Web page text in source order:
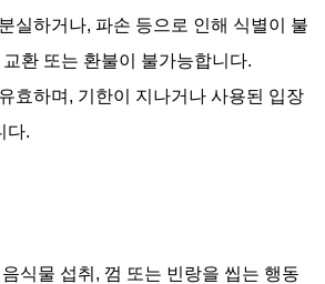
실하거나, 파손 등으로 인해 식별이 불
환 또는 환불이 불가능합니다.
효하며, 기한이 지나거나 사용된 입장
다.
식물 섭취, 껌 또는 빈랑을 씹는 행동